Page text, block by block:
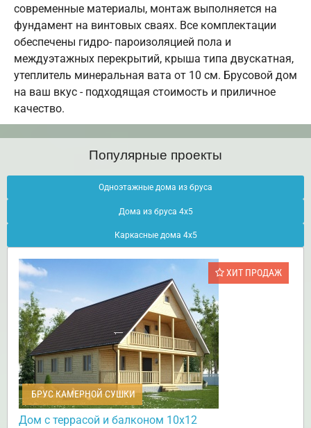
современные материалы, монтаж выполняется на
фундамент на винтовых сваях. Все комплектации
обеспечены гидро- пароизоляцией пола и
междуэтажных перекрытий, крыша типа двускатная,
утеплитель минеральная вата от 10 см. Брусовой дом
на ваш вкус - подходящая стоимость и приличное
качество.
Популярные проекты
Одноэтажные дома из бруса
Дома из бруса 4х5
Каркасные дома 4х5
ХИТ ПРОДАЖ
БРУС КАМЕРНОЙ СУШКИ
Дом с террасой и балконом 10х12